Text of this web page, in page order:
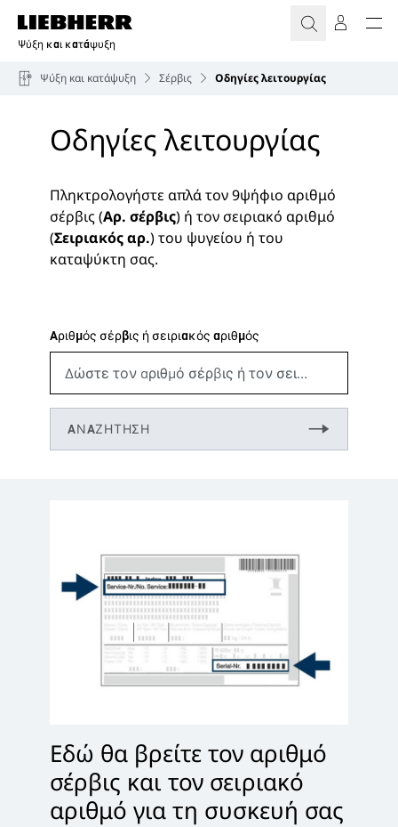
Ψύξη και κατάψυξη
Ψύξη και κατάψυξη Σέρβις Οδηγίες λειτουργίας
Οδηγίες λειτουργίας
Πληκτρολογήστε απλά τον 9ψήφιο αριθμό
σέρβις (Αρ. σέρβις) ή τον σειριακό αριθμό
(Σειριακός αρ.) του ψυγείου ή του
καταψύκτη σας.
Εδώ θα βρείτε τον αριθμό
σέρβις και τον σειριακό
αριθμό για τη συσκευή σας